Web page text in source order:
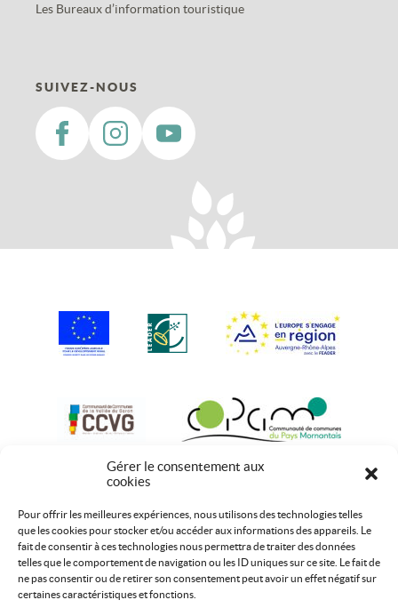
Gérer le consentement aux
cookies
Pour offrir les meilleures expériences, nous utilisons des technologies telles
que les cookies pour stocker et/ou accéder aux informations des appareils. Le
fait de consentir à ces technologies nous permettra de traiter des données
telles que le comportement de navigation ou les ID uniques sur ce site. Le fait de
ne pas consentir ou de retirer son consentement peut avoir un effet négatif sur
certaines caractéristiques et fonctions.
Les Bureaux d’information touristique
SUIVEZ-NOUS